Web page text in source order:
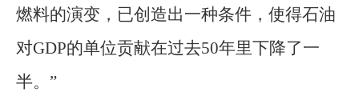
燃料的演变，已创造出一种条件，使得石油
对GDP的单位贡献在过去50年里下降了一
半。”